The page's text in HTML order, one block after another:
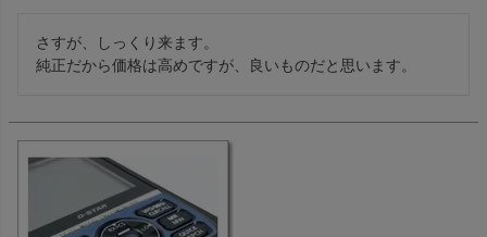
さすが、しっくり来ます。
純正だから価格は高めですが、良いものだと思います。